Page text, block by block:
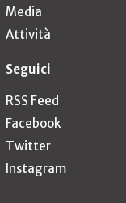
Media
Attività
Seguici
RSS Feed
Facebook
Twitter
Instagram